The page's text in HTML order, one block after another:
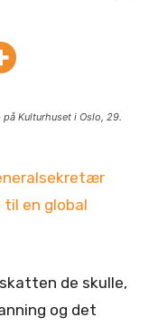
på Kulturhuset i Oslo, 29.
en global
de skulle,
og det